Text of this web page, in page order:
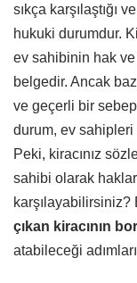
sıkça karşılaştığı
hukuki durumdur.
ev sahibinin hak
belgedir. Ancak
ve geçerli bir
durum, ev
Peki, kiracınız
sahibi olarak
karşılayabilirsiniz?
çıkan kiracının
atabileceği